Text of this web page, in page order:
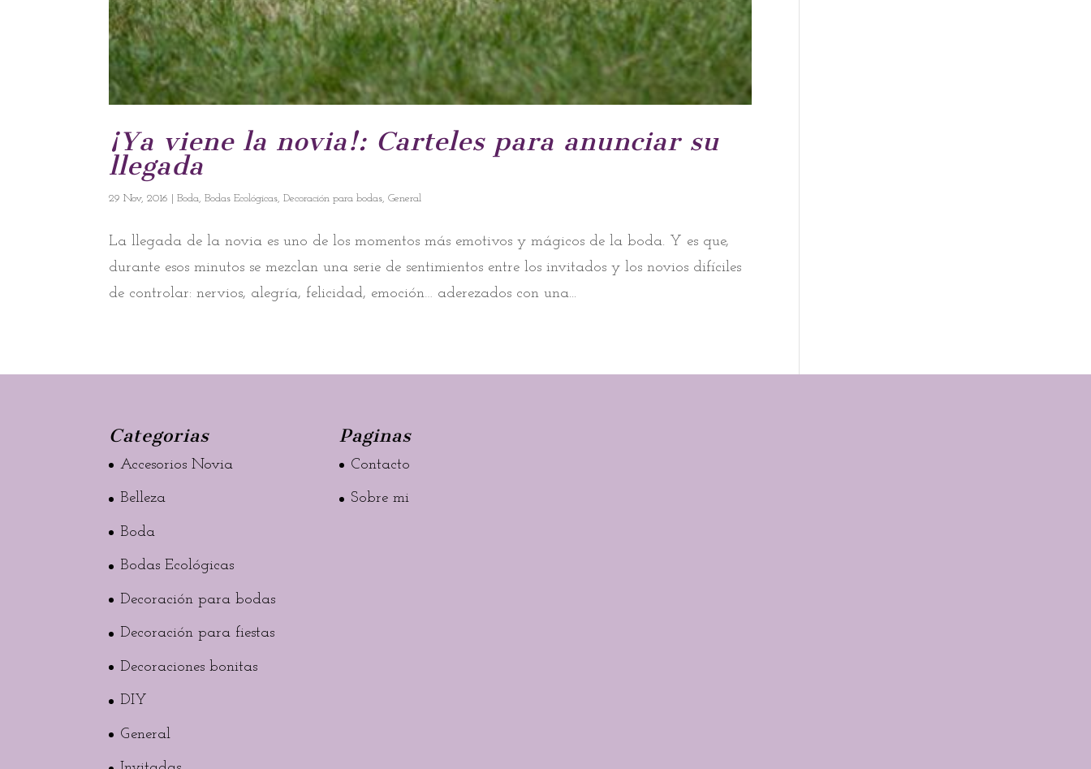
¡Ya viene la novia!: Carteles para anunciar su
llegada
29 Nov, 2016 |Boda,Bodas Ecológicas,Decoración para bodas,General
La llegada de la novia es uno de los momentos más emotivos y mágicos de la boda. Y es que,
durante esos minutos se mezclan una serie de sentimientos entre los invitados y los novios difíciles
de controlar: nervios, alegría, felicidad, emoción… aderezados con una...
Categorias
Accesorios Novia
Belleza
Boda
Bodas Ecológicas
Decoración para bodas
Decoración para fiestas
Decoraciones bonitas
DIY
General
Paginas
Contacto
Sobre mi